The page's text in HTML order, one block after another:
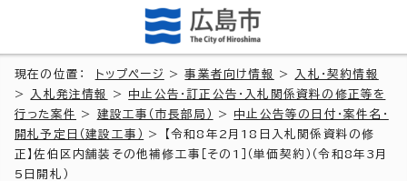
現在の位置： トップページ >事業者向け情報 >
入札・契約情報
>
入札発注情報 > 中止公告・訂正公告・入札関係資料の修正等を
行った案件
> 建設工事（市長部局） > 中止公告等の日付・案件名・
開札予定日（建設工事）
> 【令和8年2月18日入札関係資料の修
正】佐伯区内舗装その他補修工事［その1］（単価契約）（令和8年3月
5日開札）